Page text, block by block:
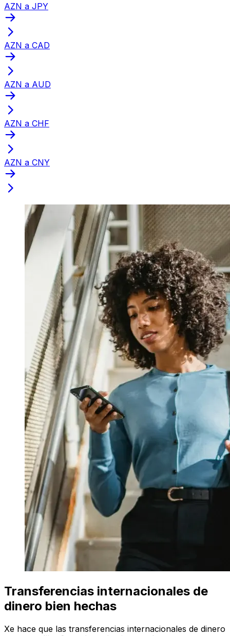
AZN a JPY
AZN a CAD
AZN a AUD
AZN a CHF
AZN a CNY
Transferencias internacionales de
dinero bien hechas
Xe hace que las transferencias internacionales de dinero